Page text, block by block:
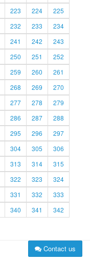
223 224
225
232 233
234
241 242
243
250 251
252
259 260
261
268 269
270
277 278
279
286 287
288
295 296
297
304 305
306
313 314
315
322 323
324
331 332
333
340 341
342
Contact us